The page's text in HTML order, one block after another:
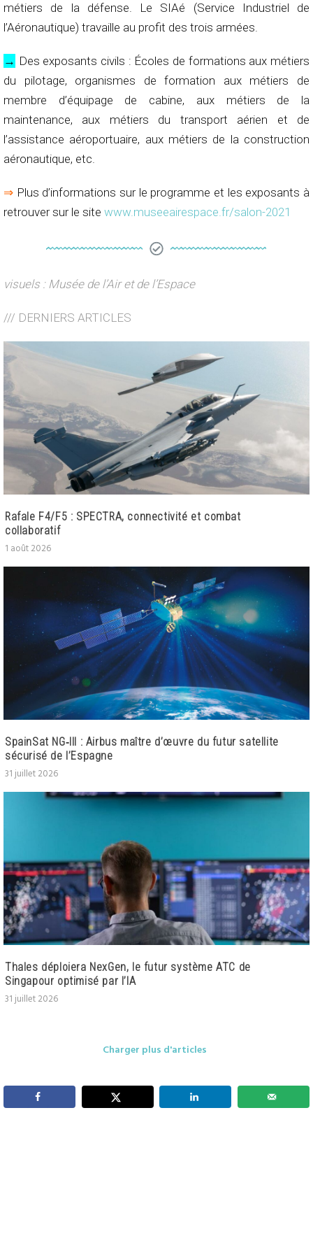
métiers de la défense. Le SIAé (Service Industriel de
l’Aéronautique) travaille au profit des trois armées.
→ Des exposants civils : Écoles de formations aux métiers
du pilotage, organismes de formation aux métiers de
membre d’équipage de cabine, aux métiers de la
maintenance, aux métiers du transport aérien et de
l’assistance aéroportuaire, aux métiers de la construction
aéronautique, etc.
⇒ Plus d’informations sur le programme et les exposants à
retrouver sur le site www.museeairespace.fr/salon-2021
visuels : Musée de l’Air et de l’Espace
/// DERNIERS ARTICLES
Rafale F4/F5 : SPECTRA, connectivité et combat
collaboratif
1 août 2026
SpainSat NG‑III : Airbus maître d’œuvre du futur satellite
sécurisé de l’Espagne
31 juillet 2026
Thales déploiera NexGen, le futur système ATC de
Singapour optimisé par l’IA
31 juillet 2026
Charger plus d'articles